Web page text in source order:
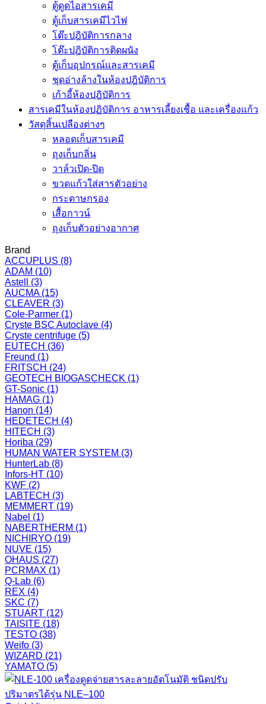
ตู้ดูดไอสารเคมี
ตู้เก็บสารเคมีไวไฟ
โต๊ะปฎิบัติการกลาง
โต๊ะปฎิบัติการติดผนัง
ตู้เก็บอุปกรณ์เเละสารเคมี
ชุดอ่างล้างในห้องปฎิบัติการ
เก้าอี้ห้องปฎิบัติการ
สารเคมีในห้องปฏิบัติการ อาหารเลี้ยงเชื้อ และเครื่องแก้ว
วัสดุสิ้นเปลืองต่างๆ
หลอดเก็บสารเคมี
ถุงเก็บกลิ่น
วาล์วเปิด-ปิด
ขวดแก้วใส่สารตัวอย่าง
กระดาษกรอง
เสื้อกาวน์
ถุงเก็บตัวอย่างอากาศ
Brand
ACCUPLUS (8)
ADAM (10)
Astell (3)
AUCMA (15)
CLEAVER (3)
Cole-Parmer (1)
Cryste BSC Autoclave (4)
Cryste centrifuge (5)
EUTECH (36)
Freund (1)
FRITSCH (24)
GEOTECH BIOGASCHECK (1)
GT-Sonic (1)
HAMAG (1)
Hanon (14)
HEDETECH (4)
HITECH (3)
Horiba (29)
HUMAN WATER SYSTEM (3)
HunterLab (8)
Infors-HT (10)
KWF (2)
LABTECH (3)
MEMMERT (19)
Nabel (1)
NABERTHERM (1)
NICHIRYO (19)
NUVE (15)
OHAUS (27)
PCRMAX (1)
Q-Lab (6)
REX (4)
SKC (7)
STUART (12)
TAISITE (18)
TESTO (38)
Weifo (3)
WIZARD (21)
YAMATO (5)